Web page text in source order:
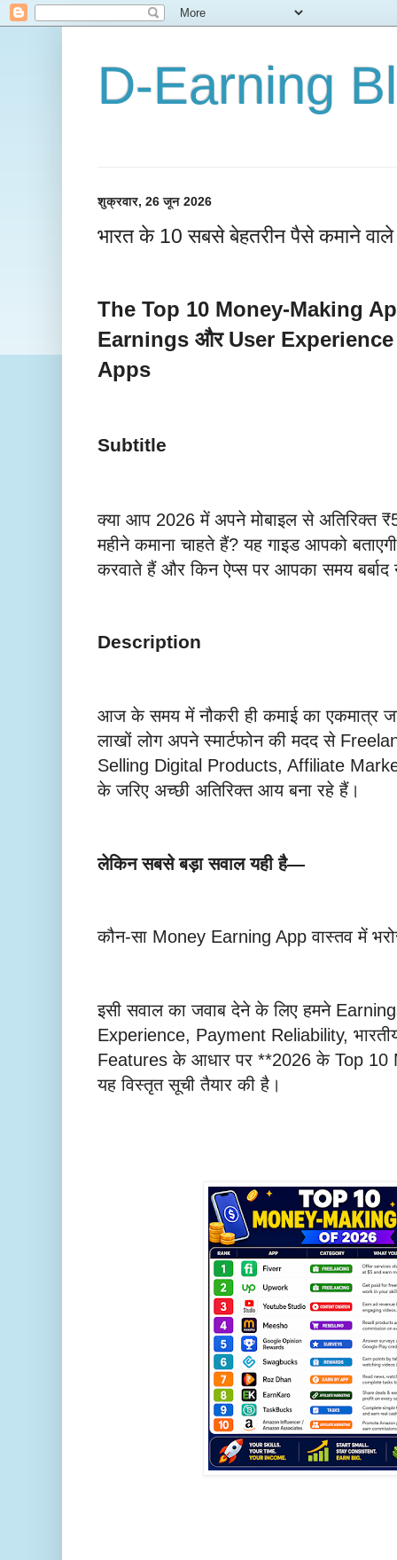
D-Earning
शुक्रवार, 26 जून 2026
भारत के 10 सबसे बेहतरीन पैसे कमाने
The Top 10 Money-Making
Earnings और User Experience
Apps
Subtitle
क्या आप 2026 में अपने मोबाइल से अतिरिक्त
महीने कमाना चाहते हैं? यह गाइड आपको
करवाते हैं और किन ऐप्स पर आपका समय बर्बाद
Description
आज के समय में नौकरी ही कमाई का एकमात्र
लाखों लोग अपने स्मार्टफोन की मदद से
Selling Digital Products, Affiliate
के जरिए अच्छी अतिरिक्त आय बना रहे हैं।
लेकिन सबसे बड़ा सवाल यही है—
कौन-सा Money Earning App वास्तव में
इसी सवाल का जवाब देने के लिए हमने
Experience, Payment Reliability,
Features के आधार पर **2026 के Top 10
यह विस्तृत सूची तैयार की है।